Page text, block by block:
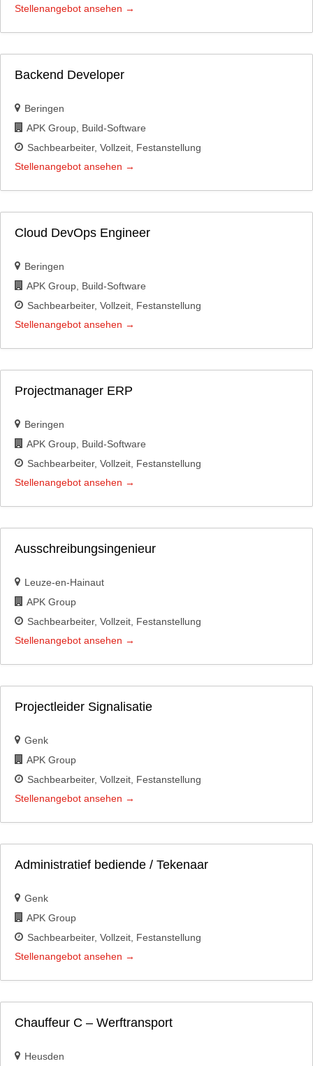
Stellenangebot ansehen
Backend Developer
Beringen
APK Group Build-Software
Sachbearbeiter Vollzeit Festanstellung
Stellenangebot ansehen
Cloud DevOps Engineer
Beringen
APK Group Build-Software
Sachbearbeiter Vollzeit Festanstellung
Stellenangebot ansehen
Projectmanager ERP
Beringen
APK Group Build-Software
Sachbearbeiter Vollzeit Festanstellung
Stellenangebot ansehen
Ausschreibungsingenieur
Leuze-en-Hainaut
APK Group
Sachbearbeiter Vollzeit Festanstellung
Stellenangebot ansehen
Projectleider Signalisatie
Genk
APK Group
Sachbearbeiter Vollzeit Festanstellung
Stellenangebot ansehen
Administratief bediende / Tekenaar
Genk
APK Group
Sachbearbeiter Vollzeit Festanstellung
Stellenangebot ansehen
Chauffeur C – Werftransport
Heusden